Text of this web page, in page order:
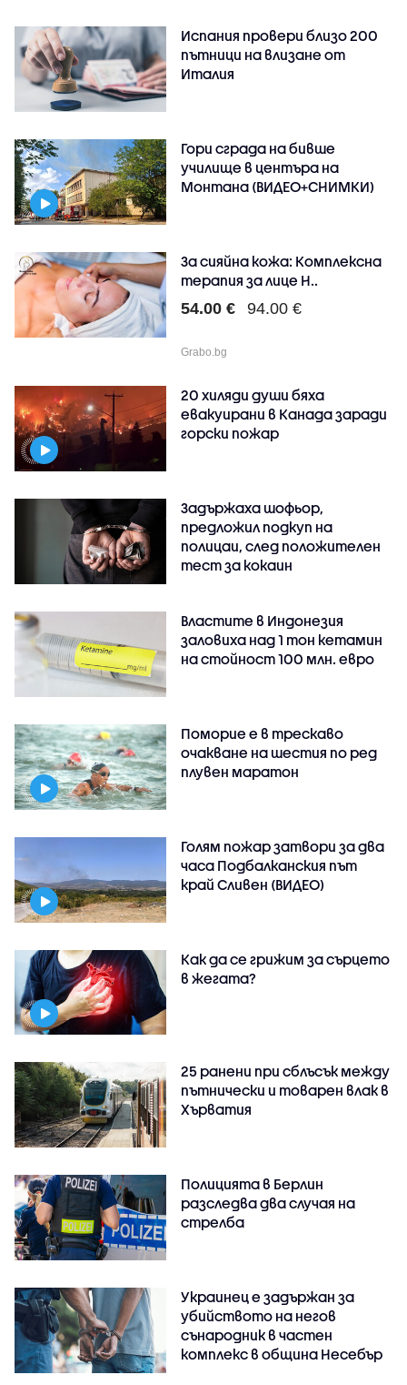
Испания провери близо 200
пътници на влизане от
Италия
Гори сграда на бивше
училище в центъра на
Монтана (ВИДЕО+СНИМКИ)
За сияйна кожа: Комплексна
терапия за лице H..
54.00 € 94.00 €
Grabo.bg
20 хиляди души бяха
евакуирани в Канада заради
горски пожар
Задържаха шофьор,
предложил подкуп на
полицаи, след положителен
тест за кокаин
Властите в Индонезия
заловиха над 1 тон кетамин
на стойност 100 млн. евро
Поморие е в трескаво
очакване на шестия по ред
плувен маратон
Голям пожар затвори за два
часа Подбалканския път
край Сливен (ВИДЕО)
Как да се грижим за сърцето
в жегата?
25 ранени при сблъсък между
пътнически и товарен влак в
Хърватия
Полицията в Берлин
разследва два случая на
стрелба
Украинец е задържан за
убийството на негов
сънародник в частен
комплекс в община Несебър